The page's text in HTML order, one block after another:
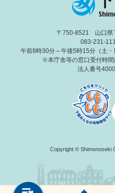
〒750-8521 山口県
083-231-
午前8時30分～午後5時15分（土・
※本庁舎等の窓口受付時
法人番号
Copyright © Shimonoseki